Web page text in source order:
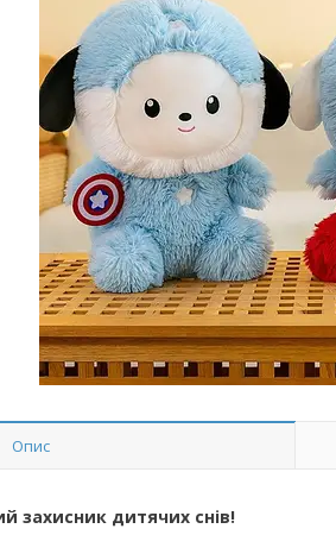
Опис
захисник дитячих снів!